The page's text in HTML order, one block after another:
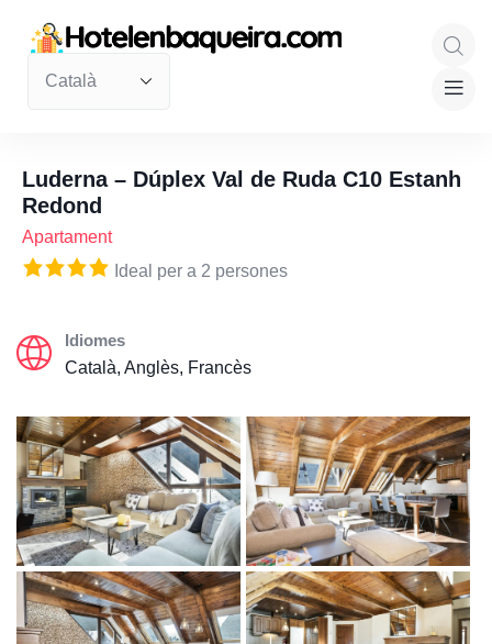
Luderna – Dúplex Val de Ruda C10 Estanh
Redond
Apartament
Ideal per a 2 persones
Idiomes
Català, Anglès, Francès